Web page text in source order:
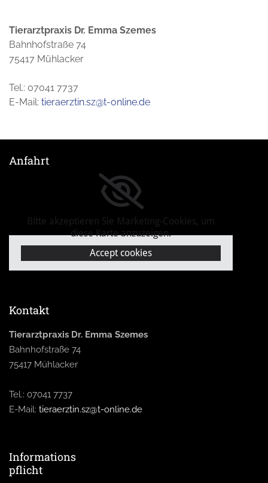
Tierarztpraxis Dr. Emma Szemes
Bahnhofstraße 74
75417 Mühlacker
Tel.: 07041 7737
E-Mail: tieraerztin.sz@t-online.de
Anfahrt
Bitte akzeptieren Sie Marketing-Cookies, um
diese Karte anzuzeigen.
Accept cookies
Kontakt
Tierarztpraxis Dr. Emma Szemes
Bahnhofstraße 74
75417 Mühlacker
Tel.: 07041 7737
E-Mail: tieraerztin.sz@t-online.de
Informations
pflicht